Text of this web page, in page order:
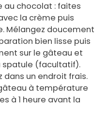
au chocolat : faites
la crème puis
Mélangez doucement
bien lisse puis
sur le gâteau et
spatule (facultatif).
dans un endroit frais.
à température
à 1 heure avant la